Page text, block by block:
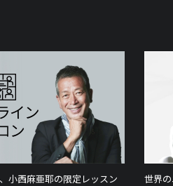
て
い。
小西麻亜耶の限定レッスン 世界